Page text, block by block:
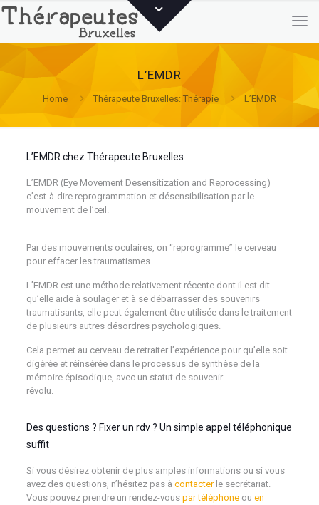
L’EMDR
Home Thérapeute Bruxelles: Thérapie L’EMDR
L’EMDR chez Thérapeute Bruxelles
L’EMDR (Eye Movement Desensitization and Reprocessing)
c’est-à-dire reprogrammation et désensibilisation par le
mouvement de l’œil.
Par des mouvements oculaires, on “reprogramme” le cerveau
pour effacer les traumatismes.
L’EMDR est une méthode relativement récente dont il est dit
qu’elle aide à soulager et à se débarrasser des souvenirs
traumatisants, elle peut également être utilisée dans le traitement
de plusieurs autres désordres psychologiques.
Cela permet au cerveau de retraiter l’expérience pour qu’elle soit
digérée et réinsérée dans le processus de synthèse de la
mémoire épisodique, avec un statut de souvenir
révolu.
Des questions ? Fixer un rdv ? Un simple appel téléphonique
suffit
Si vous désirez obtenir de plus amples informations ou si vous
avez des questions, n’hésitez pas à contacterle secrétariat.
Vous pouvez prendre un rendez-vous par téléphoneou en